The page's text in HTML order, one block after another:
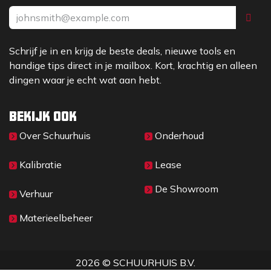
Schrijf je in en krijg de beste deals, nieuwe tools en
handige tips direct in je mailbox. Kort, krachtig en alleen
dingen waar je echt wat aan hebt.
Bekijk ook
Over Sc​huurhuis
Kalibratie
Verhuur
Materieelbeheer
Onderhoud
Lease
De Showroom
2026 © SCHUURHUIS B.V.